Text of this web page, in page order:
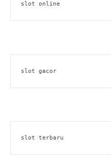
slot online
slot gacor
slot terbaru